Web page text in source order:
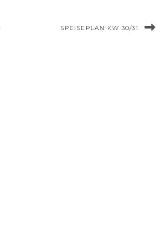
SPEISEPLAN KW 30/31